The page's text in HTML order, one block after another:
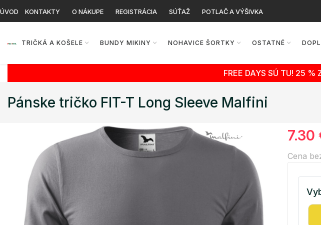
ÚVOD KONTAKTY O NÁKUPE REGISTRÁCIA SÚŤAŽ POTLAČ A VÝŠIVKA
TRIČKÁ A KOŠELE BUNDY MIKINY NOHAVICE ŠORTKY OSTATNÉ
FREE DAYS SÚ TU! 25 %
Pánske tričko FIT-T Long Sleeve Malfini
7.30
Cena